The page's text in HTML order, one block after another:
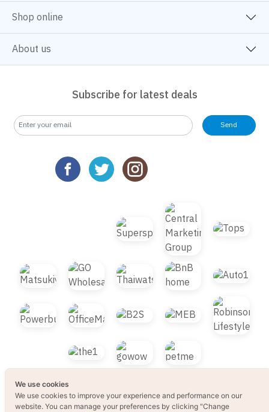
Shop online
About us
Subscribe for latest deals
Send
© 2021 B2S CLUB, All rights reserved. Web
We use cookies
We use cookies to improve your experience and performance on our
website. You can manage your preferences by clicking "Change